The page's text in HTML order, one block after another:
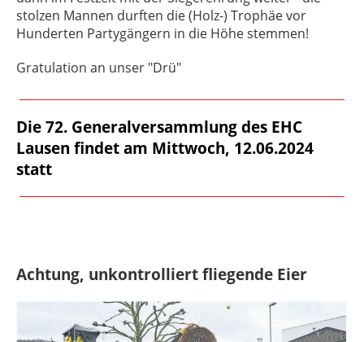
stolzen Mannen durften die (Holz-) Trophäe vor
Hunderten Partygängern in die Höhe stemmen!
Gratulation an unser "Drü"
Die 72. Generalversammlung des EHC
Lausen findet am Mittwoch, 12.06.2024
statt
Achtung, unkontrolliert fliegende Eier